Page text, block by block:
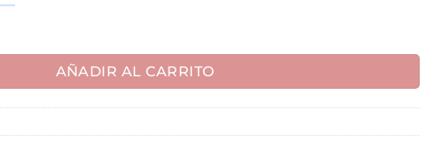
- Stencil AB028 cantidad
AÑADIR AL CARRITO